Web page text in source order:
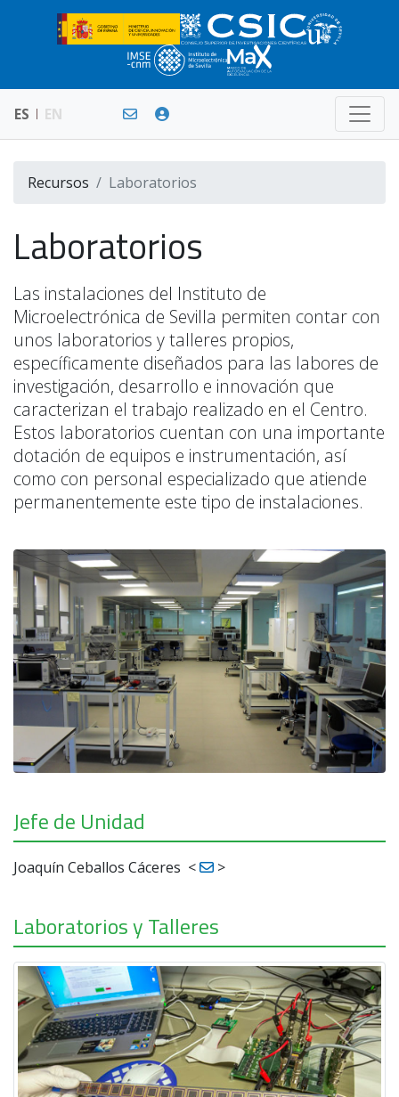
ES EN
Recursos Laboratorios
Laboratorios
Las instalaciones del Instituto de
Microelectrónica de Sevilla permiten contar con
unos laboratorios y talleres propios,
específicamente diseñados para las labores de
investigación, desarrollo e innovación que
caracterizan el trabajo realizado en el Centro.
Estos laboratorios cuentan con una importante
dotación de equipos e instrumentación, así
como con personal especializado que atiende
permanentemente este tipo de instalaciones.
Jefe de Unidad
Joaquín Ceballos Cáceres < >
Laboratorios y Talleres